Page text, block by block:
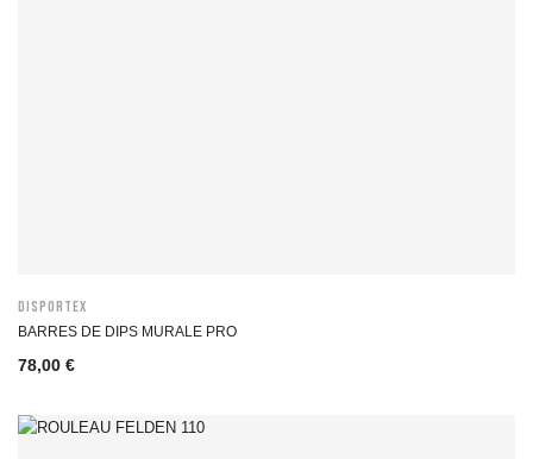
DISPORTEX
BARRES DE DIPS MURALE PRO
78,00 €